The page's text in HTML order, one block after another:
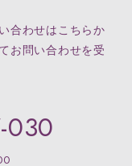
合わせはこちらか
お問い合わせを受
030